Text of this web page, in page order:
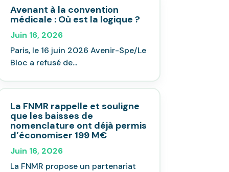
Avenant à la convention
médicale : Où est la logique ?
Juin 16, 2026
Paris, le 16 juin 2026 Avenir-Spe/Le
Bloc a refusé de...
La FNMR rappelle et souligne
que les baisses de
nomenclature ont déjà permis
d’économiser 199 M€
Juin 16, 2026
La FNMR propose un partenariat